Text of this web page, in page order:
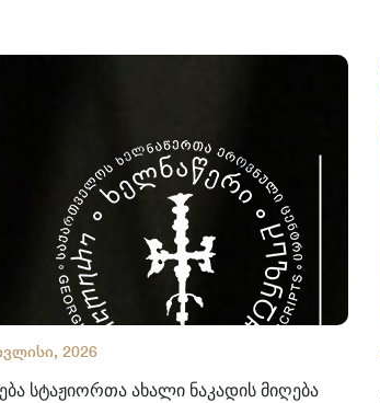
2026
სტაჟიორთა ახალი ნაკადის მიღება